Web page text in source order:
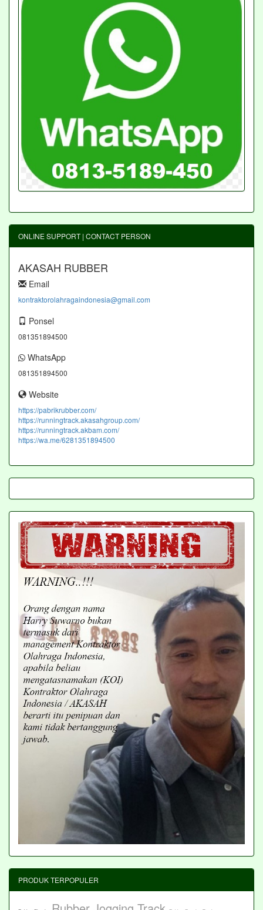
ONLINE SUPPORT | CONTACT PERSON
AKASAH RUBBER
Email
kontraktorolahragaindonesia@gmail.com
Ponsel
081351894500
WhatsApp
081351894500
Website
https://pabrikrubber.com/
https://runningtrack.akasahgroup.com/
https://runningtrack.akbam.com/
https://wa.me/6281351894500
PRODUK TERPOPULER